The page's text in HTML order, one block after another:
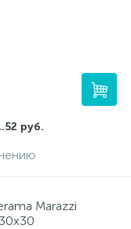
руб.
Marazzi